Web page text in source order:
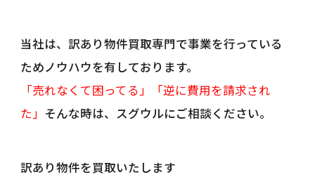
当社は、訳あり物件買取専門で事業を行っている
ためノウハウを有しております。
「売れなくて困ってる」「逆に費用を請求され
た」 そんな時は、スグウルにご相談ください。
訳あり物件を買取いたします